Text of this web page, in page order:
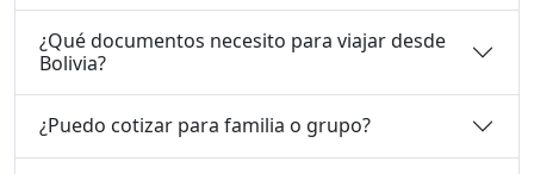
¿Qué documentos necesito para viajar desde
Bolivia?
¿Puedo cotizar para familia o grupo?